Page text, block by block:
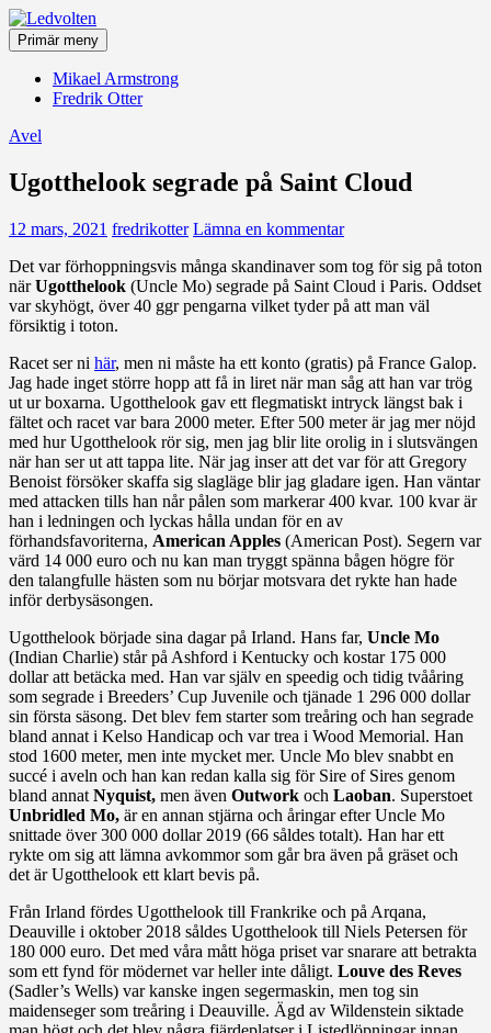
Hoppa
till
innehåll
Ledvolten
Primär meny
Mikael Armstrong
Fredrik Otter
Avel
Ugotthelook segrade på Saint Cloud
12 mars, 2021 fredrikotter Lämna en kommentar
Det var förhoppningsvis många skandinaver som tog för sig på toton
närUgotthelook (Uncle Mo) segrade på Saint Cloud i Paris. Oddset
var skyhögt, över 40 ggr pengarna vilket tyder på att man väl
försiktig i toton.
Racet ser ni här, men ni måste ha ett konto (gratis) på France Galop.
Jag hade inget större hopp att få in liret när man såg att han var trög
ut ur boxarna. Ugotthelook gav ett flegmatiskt intryck längst bak i
fältet och racet var bara 2000 meter. Efter 500 meter är jag mer nöjd
med hur Ugotthelook rör sig, men jag blir lite orolig in i slutsvängen
när han ser ut att tappa lite. När jag inser att det var för att Gregory
Benoist försöker skaffa sig slagläge blir jag gladare igen. Han väntar
med attacken tills han når pålen som markerar 400 kvar. 100 kvar är
han i ledningen och lyckas hålla undan för en av
förhandsfavoriterna, American Apples (American Post). Segern var
värd 14 000 euro och nu kan man tryggt spänna bågen högre för
den talangfulle hästen som nu börjar motsvara det rykte han hade
inför derbysäsongen.
Ugotthelook började sina dagar på Irland. Hans far, Uncle Mo
(Indian Charlie) står på Ashford i Kentucky och kostar 175 000
dollar att betäcka med. Han var själv en speedig och tidig tvååring
som segrade i Breeders’ Cup Juvenile och tjänade 1 296 000 dollar
sin första säsong. Det blev fem starter som treåring och han segrade
bland annat i Kelso Handicap och var trea i Wood Memorial. Han
stod 1600 meter, men inte mycket mer. Uncle Mo blev snabbt en
succé i aveln och han kan redan kalla sig för Sire of Sires genom
bland annat Nyquist, men även Outwork och Laoban. Superstoet
Unbridled Mo, är en annan stjärna och åringar efter Uncle Mo
snittade över 300 000 dollar 2019 (66 såldes totalt). Han har ett
rykte om sig att lämna avkommor som går bra även på gräset och
det är Ugotthelook ett klart bevis på.
Från Irland fördes Ugotthelook till Frankrike och på Arqana,
Deauville i oktober 2018 såldes Ugotthelook till Niels Petersen för
180 000 euro. Det med våra mått höga priset var snarare att betrakta
som ett fynd för mödernet var heller inte dåligt. Louve des Reves
(Sadler’s Wells) var kanske ingen segermaskin, men tog sin
maidenseger som treåring i Deauville. Ägd av Wildenstein siktade